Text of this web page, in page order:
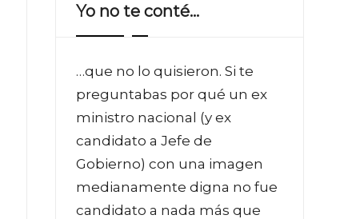
Yo no te conté…
…que no lo quisieron. Si te
preguntabas por qué un ex
ministro nacional (y ex
candidato a Jefe de
Gobierno) con una imagen
medianamente digna no fue
candidato a nada más que